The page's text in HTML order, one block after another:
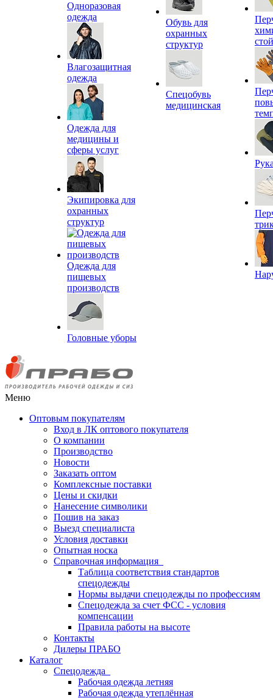
Одноразовая
одежда
Влагозащитная
одежда
Одежда для
медицины и
сферы услуг
Экипировка для
охранных
структур
Одежда для
пищевых
производств
Головные уборы
Обувь для
охранных
структур
Спецобувь
медицинская
Меню
Оптовым покупателям
Вход в ЛК оптового покупателя
О компании
Производство
Новости
Заказать оптом
Комплексные поставки
Цены и скидки
Нанесение символики
Пошив на заказ
Выезд специалиста
Условия доставки
Опытная носка
Справочная информация
Таблица соответствия стандартов
спецодежды
Нормы выдачи спецодежды по профессиям
Спецодежда за счет ФСС - условия
компенсации
Правила работы на высоте
Контакты
Дилеры ПРАБО
Каталог
Спецодежда
Рабочая одежда летняя
Рабочая одежда утеплённая